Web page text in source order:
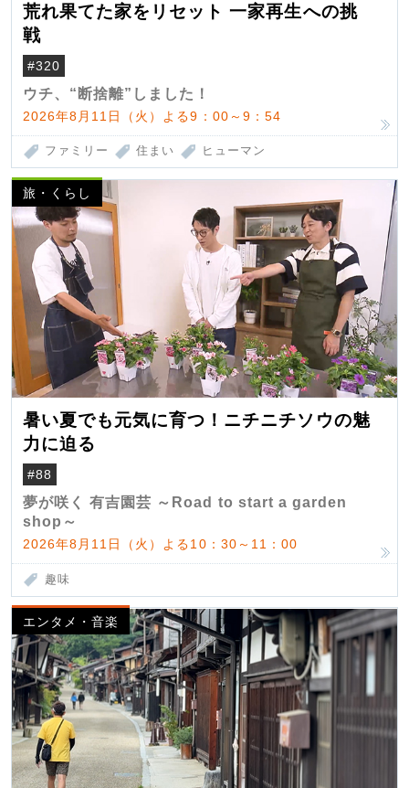
荒れ果てた家をリセット 一家再生への挑
戦
#320
ウチ、“断捨離”しました！
2026年8月11日（火）よる9：00～9：54
ファミリー 住まい ヒューマン
旅・くらし
暑い夏でも元気に育つ！ニチニチソウの魅
力に迫る
#88
夢が咲く 有吉園芸 ～Road to start a garden
shop～
2026年8月11日（火）よる10：30～11：00
趣味
エンタメ・音楽